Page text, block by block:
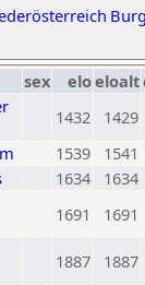
sex eloeloalt
1432 1429
1539 1541
1634 1634
1691 1691
1887 1887